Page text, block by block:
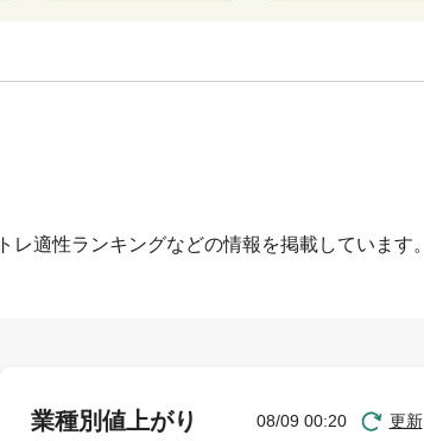
適性ランキングなどの情報を掲載しています。